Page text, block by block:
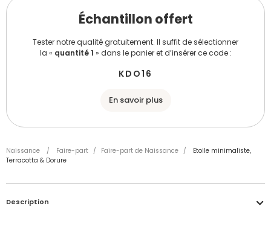
Échantillon offert
Tester notre qualité gratuitement. Il suffit de sélectionner
la « quantité 1 » dans le panier et d’insérer ce code :
KDO16
En savoir plus
Naissance / Faire-part / Faire-part de Naissance /
Etoile minimaliste,
Terracotta & Dorure
Description